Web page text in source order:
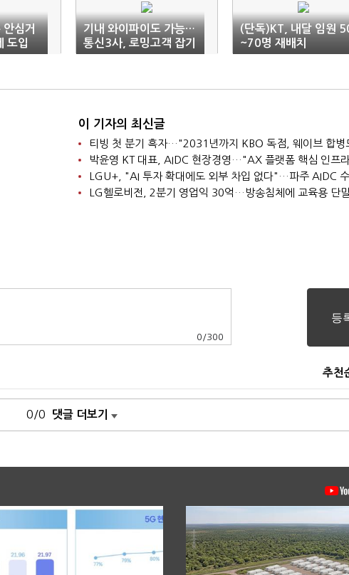
안심거
도입
기내 와이파이도 가능…
통신3사, 로밍고객 잡기
분주
(단독)KT, 내달 임원
~70명 재배치
이 기자의 최신글
0 /300
추천
0/0 댓글 더보기